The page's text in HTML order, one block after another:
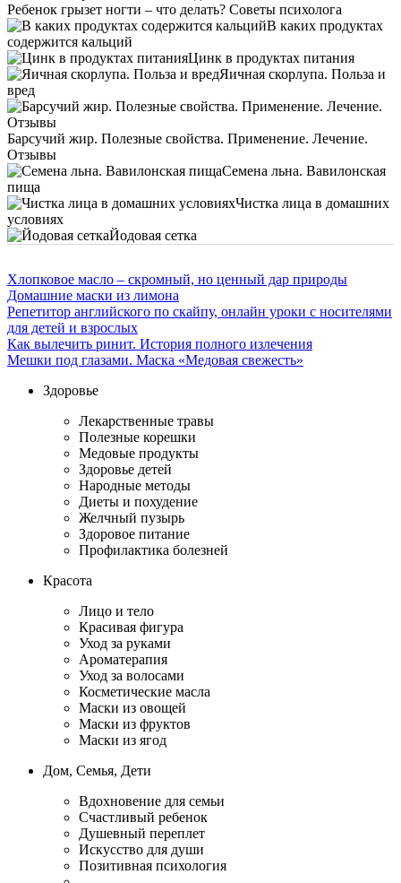
Ребенок грызет ногти – что делать? Советы психолога
В каких продуктах
содержится кальций
Цинк в продуктах питания
Яичная скорлупа. Польза и
вред
Барсучий жир. Полезные свойства. Применение. Лечение.
Отзывы
Семена льна. Вавилонская
пища
Чистка лица в домашних
условиях
Йодовая сетка
Хлопковое масло – скромный, но ценный дар природы
Домашние маски из лимона
Репетитор английского по скайпу, онлайн уроки с носителями
для детей и взрослых
Как вылечить ринит. История полного излечения
Мешки под глазами. Маска «Медовая свежесть»
Здоровье
Лекарственные травы
Полезные корешки
Медовые продукты
Здоровье детей
Народные методы
Диеты и похудение
Желчный пузырь
Здоровое питание
Профилактика болезней
Красота
Лицо и тело
Красивая фигура
Уход за руками
Ароматерапия
Уход за волосами
Косметические масла
Маски из овощей
Маски из фруктов
Маски из ягод
Дом, Семья, Дети
Вдохновение для семьи
Счастливый ребенок
Душевный переплет
Искусство для души
Позитивная психология